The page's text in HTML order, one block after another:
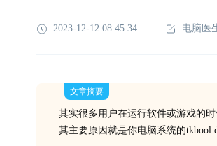
2023-12-12 08:45:34 电脑医
文章摘要
其实很多用户在运行软件或游戏的
其主要原因就是你电脑系统的